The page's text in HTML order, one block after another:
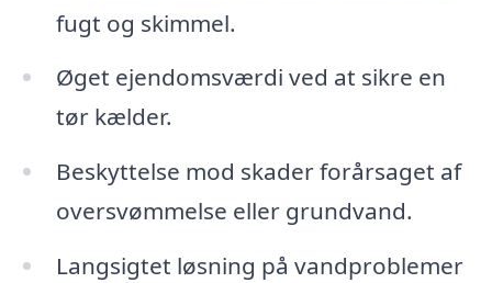
fugt og skimmel.
Øget ejendomsværdi ved at sikre en
tør kælder.
Beskyttelse mod skader forårsaget af
oversvømmelse eller grundvand.
Langsigtet løsning på vandproblemer